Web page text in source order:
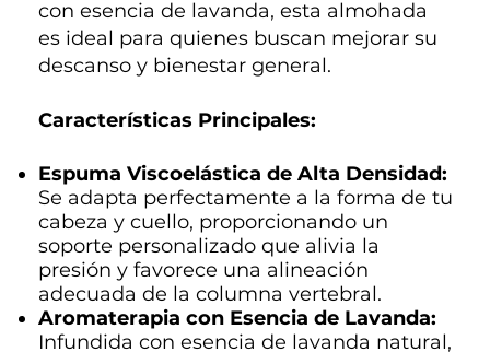
con esencia de lavanda, esta almohada
es ideal para quienes buscan mejorar su
descanso y bienestar general.
Características Principales:
Espuma Viscoelástica de Alta Densidad:
Se adapta perfectamente a la forma de tu
cabeza y cuello, proporcionando un
soporte personalizado que alivia la
presión y favorece una alineación
adecuada de la columna vertebral.
Aromaterapia con Esencia de Lavanda:
Infundida con esencia de lavanda natural,